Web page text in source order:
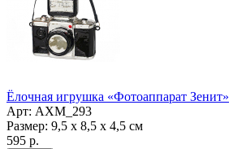
Ёлочная игрушка «Фотоаппарат Зенит»
Арт: AXM_293
Размер: 9,5 х 8,5 х 4,5 см
595 р.